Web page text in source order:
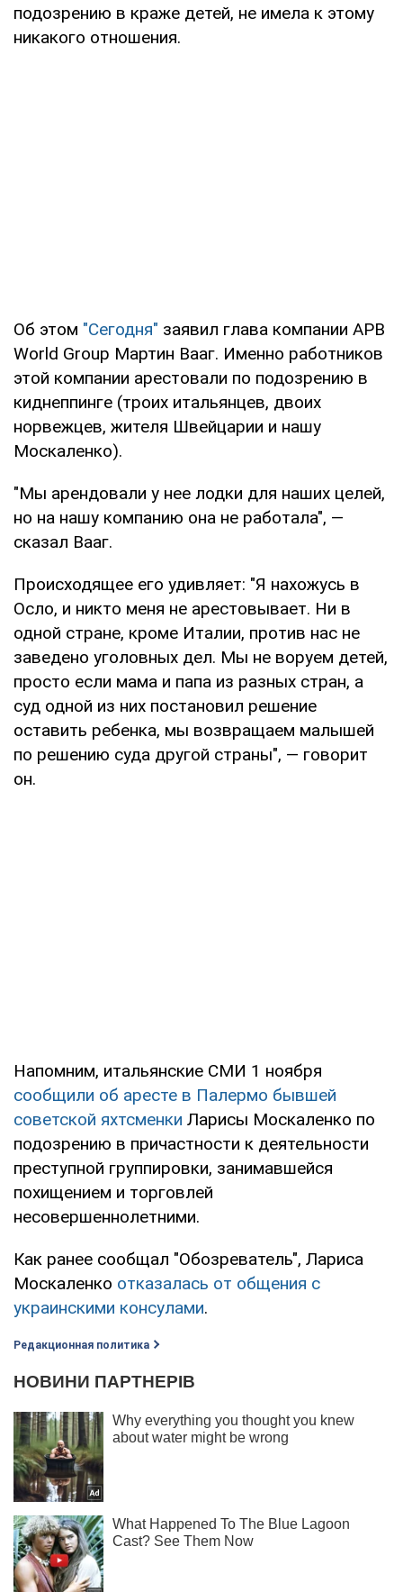
подозрению в краже детей, не имела к этому
никакого отношения.
Об этом "Сегодня" заявил глава компании APB
World Group Мартин Вааг. Именно работников
этой компании арестовали по подозрению в
киднеппинге (троих итальянцев, двоих
норвежцев, жителя Швейцарии и нашу
Москаленко).
"Мы арендовали у нее лодки для наших целей,
но на нашу компанию она не работала", —
сказал Вааг.
Происходящее его удивляет: "Я нахожусь в
Осло, и никто меня не арестовывает. Ни в
одной стране, кроме Италии, против нас не
заведено уголовных дел. Мы не воруем детей,
просто если мама и папа из разных стран, а
суд одной из них постановил решение
оставить ребенка, мы возвращаем малышей
по решению суда другой страны", — говорит
он.
Напомним, итальянские СМИ 1 ноября
сообщили об аресте в Палермо бывшей
советской яхтсменки Ларисы Москаленко по
подозрению в причастности к деятельности
преступной группировки, занимавшейся
похищением и торговлей
несовершеннолетними.
Как ранее сообщал "Обозреватель", Лариса
Москаленко отказалась от общения с
украинскими консулами.
Редакционная политика